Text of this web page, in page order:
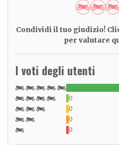
Condividi il tuo giudizio!
per valutare
I voti degli utenti
0
0
0
0